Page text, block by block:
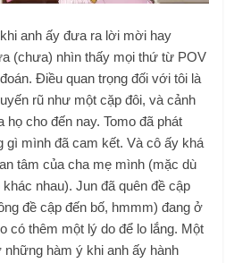
anh ấy đưa ra lời mời hay
(chưa) nhìn thấy mọi thứ từ POV
Điều quan trọng đối với tôi là
rũ như một cặp đôi, và cảnh
họ cho đến nay. Tomo đã phát
gì mình đã cam kết. Và cô ấy khá
tâm của cha mẹ mình (mặc dù
nhau). Jun đã quên đề cập
đề cập đến bố, hmmm) đang ở
có thêm một lý do để lo lắng. Một
hàm ý khi anh ấy hành